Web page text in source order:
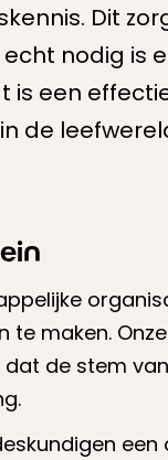
Dit
nodig is
is een
de
maken.
de stem